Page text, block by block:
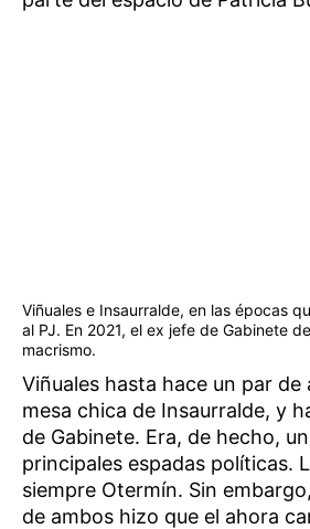
Viñuales e Insaurralde, en las épocas
al PJ. En 2021, el ex jefe de Gabinete
macrismo.
Viñuales hasta hace un par de
mesa chica de Insaurralde, y
de Gabinete. Era, de hecho,
principales espadas políticas.
siempre Otermín. Sin
de ambos hizo que el ahora